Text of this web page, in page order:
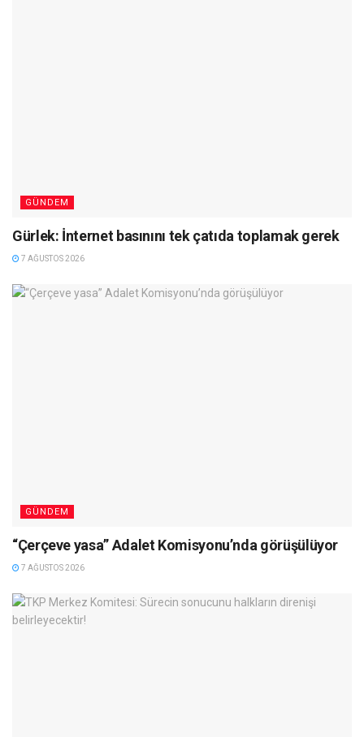
GÜNDEM
Gürlek: İnternet basınını tek çatıda toplamak gerek
7 AĞUSTOS 2026
GÜNDEM
“Çerçeve yasa” Adalet Komisyonu’nda görüşülüyor
7 AĞUSTOS 2026